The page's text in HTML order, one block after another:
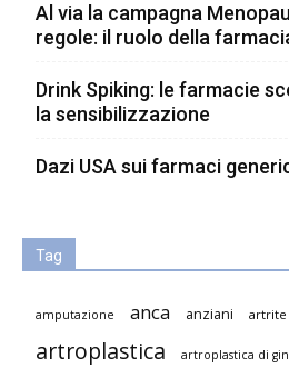
Al via la campagna
regole: il ruolo della
Drink Spiking: le farmacie
la sensibilizzazione
Dazi USA sui farmaci
Tag
amputazione anca anziani artrite
artroplastica artroplastica di